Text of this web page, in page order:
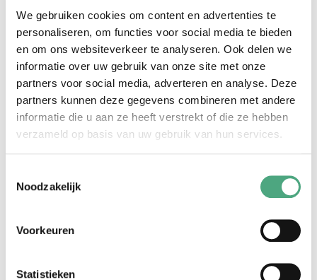
We gebruiken cookies om content en advertenties te
personaliseren, om functies voor social media te bieden
en om ons websiteverkeer te analyseren. Ook delen we
informatie over uw gebruik van onze site met onze
partners voor social media, adverteren en analyse. Deze
partners kunnen deze gegevens combineren met andere
informatie die u aan ze heeft verstrekt of die ze hebben
verzameld op basis van uw gebruik van hun services.
Noodzakelijk
Voorkeuren
Statistieken
In de nacht van 24 op 25 oktober wordt op station
Heyendaal een nieuwe voetgangersbrug over het spoor
geplaatst. Deze nieuwe traverse is 28 meter lang, 7
meter breed en weegt 63.000 kg. De oude loopbrug van
2,5 meter breed wordt hetzelfde weekend weggehaald.
De verbouwing van het station uit 1972 is hard nodig
station krijgt niet alleen een veel bredere loopbrug, er
komen ook bredere perrons en een grotere
zitplekken in het groen. Het station moet zichtbaarder
krijgen die beter past bij een moderne campus.